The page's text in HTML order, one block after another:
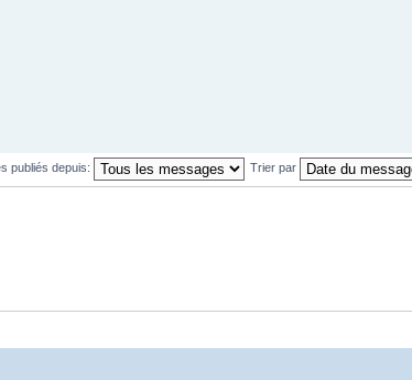
publiés depuis: Trier par